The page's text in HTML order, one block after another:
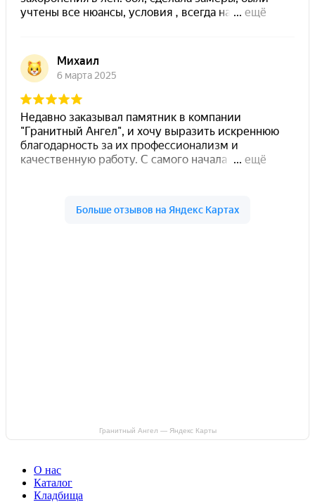
Гранитный Ангел — Яндекс Карты
О нас
Каталог
Кладбища